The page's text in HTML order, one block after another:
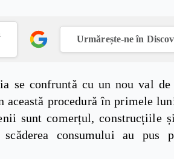
Urmărește-ne în
se confruntă cu un nou val de
această procedură în primele
sunt comerțul, construcțiile
consumului au pus